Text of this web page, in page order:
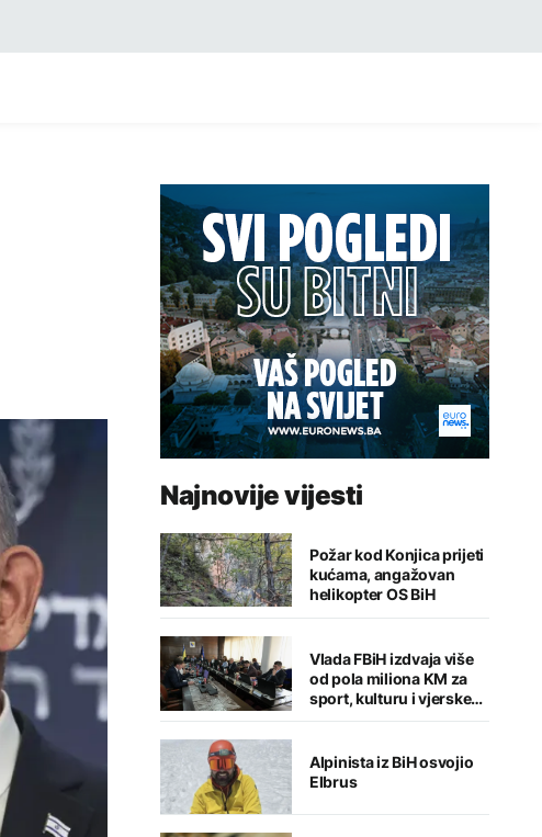
Najnovije vijesti
Požar kod Konjica prijeti
kućama, angažovan
helikopter OS BiH
Vlada FBiH izdvaja više
od pola miliona KM za
sport, kulturu i vjerske
institucije
Alpinista iz BiH osvojio
Elbrus